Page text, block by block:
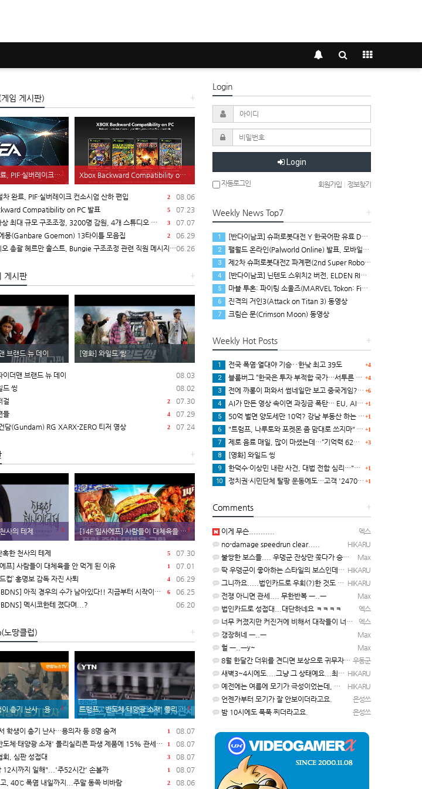
+
임 게시판)
2
레이크 컨소시엄 산하 편입 5
Xbox Backward Compatibility on PC 발표
2 08.06
차 완료, PIF·실버레이크 컨소시엄 산하 편입
5 07.23
Compatibility on PC 발표
3 07.07
최대 규모 구조조정, 3200명 감원, 4개 스튜디오 분리
2 06.29
몽(Ganbare Goemon) 13타이틀 모음집
06.26
총괄 헤르만 훌스트, Bungie 구조조정 관련 직원 메시지 공개
+
게시판
브랜드 뉴 데이 [영화] 와일드 씽
08.03
이더맨 브랜드 뉴 데이
08.02
드 씽
2 07.30
걸
4 07.29
들
2 07.24
담(Gundam) RG XARX-ZERO 티저 영상
+
5
사의 테제 1
[14F 일사에프] 사람들이 대체육을 안 먹게 된 이유
5 07.30
한 천사의 테제
1 07.01
프] 사람들이 대체육을 안 먹게 된 이유
4 06.29
컵’ 홍명보 감독 자진 사퇴
6 06.25
아직 경우의 수가 남아있다!! 지금부터 시작이야!!
06.20
BDNS] 멕시코한테 졌다며...?
+
노땅클럽)
1
사…용의자 등 8명 숨져 1
트럼프, '반도체·태양광 소재' 폴리실리콘 파생 제품에 15% 관세...한국 기업도 영향
1 08.07
학생이 총기 난사…용의자 등 8명 숨져
1 08.07
·태양광 소재' 폴리실리콘 파생 제품에 15% 관세...한국 기업도 영향
3 08.07
회, 심판 성접대
1 08.07
12시까지 일해"...'주52시간' 손볼까
2 08.06
, 40℃ 폭염 내일까지...주말 동쪽 비바람
Login
Login
자동로그인 회원가입 정보찾기
+
Weekly News Top7
1 [반다이남코] 슈퍼로봇대전 Y 한국어판 유료 DLC 애니버서리 확장팩, 8월 5일 판매 시작
2 팰월드 온라인(Palworld Online) 발표, 모바일용 오픈 월드 멀티플레이 생존 크래프트
3 제2차 슈퍼로봇대전Z 파계편(2nd Super Robot Wars Z: Break the World Chapter) Remastered 제작 결정
4 [반다이남코] 닌텐도 스위치2 버전, ELDEN RING 빛바랜 자 에디션 패키지 예약 판매, 8월 5일 시작
5 마블 투혼: 파이팅 소울즈(MARVEL Tokon: Fighting Souls) 런칭 트레일러
6 진격의 거인3(Attack on Titan 3) 동영상
7 크림슨 문(Crimson Moon) 동영상
+
Weekly Hot Posts
+4
1 전국 폭염·열대야 기승‥한낮 최고 39도
+4
2 블룸버그 “한국은 투자 부적합 국가…서투른 정책이 투자자에게 트라우마”
+6
3 전에 까롱이 퍼와서 썸네일만 보고 중국게임?으로 오해했던
+1
4 AI가 만든 영상 속이면 과징금 폭탄… EU, AI법 투명성 의무 본격 가동
+1
5 50억 벌면 양도세만 10억? 강남 부동산 하는 말이..
+1
6 "트럼프, 나루토와 포켓몬 좀 맘대로 쓰지마" 日 정부, 여러번 '공식 우려' 표명
+3
7 제로 음료 매일, 많이 마셨는데…“기억력 62% 더 빨리 떨어진다
8 [영화] 와일드 씽
+1
9 한덕수·이상민 내란 사건, 대법 전합 심리…"역사적 사법평가"(종합)
+1
10 정치권·시민단체 탈팡 운동에도…고객 '2470만명' 원상 회복, "고물가에 돌팡"
+
Comments
엑스
이게 무슨...........
HIKARU
no-damage speedrun clear.....
Max
불쌍한 보스들.... 우뎅군 잔상만 쫒다가 승천하게 될듯 ㅡ..ㅡy~
HIKARU
딱 우뎅군이 좋아하는 스타일의 보스인데요..ㅋ ㅋ)
HIKARU
그니까요.....법인카드로 우회(?)한 것도 아니고, 대놓고...ㅋ ㅋ)
Max
전쟁 아니면 관세.... 무한반복 ㅡ..ㅡ
엑스
법인카드로 성접대...대단하네요 ㅋㅋㅋㅋ
엑스
너무 커졌지만 커진거에 비해서 대작들이 너무 줄었죠.........
Max
갱장허네 ㅡ..ㅡ
Max
헐 ㅡ..ㅡy~
우동군
8월 한달간 더위를 견디면 보상으로 귀무자가 나와요!
HIKARU
새벽3~4시에도....그냥 그 상태예요...최근 1주일은....
HIKARU
예전에는 여름에 모기가 극성이었는데, 여름에는 안나오는 것 같은.....ㅎ ㅎ)
은성쓰
언젠가부터 모기가 잘 안보이더라고요.
은성쓰
밤 10시에도 푹푹 찌더라고요.